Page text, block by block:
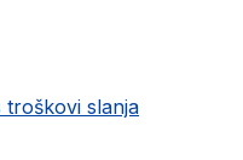
troškovi slanja